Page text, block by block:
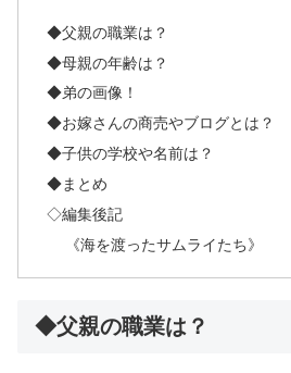
◆父親の職業は？
◆母親の年齢は？
◆弟の画像！
◆お嫁さんの商売やブログとは？
◆子供の学校や名前は？
◆まとめ
◇編集後記
《海を渡ったサムライたち》
◆父親の職業は？